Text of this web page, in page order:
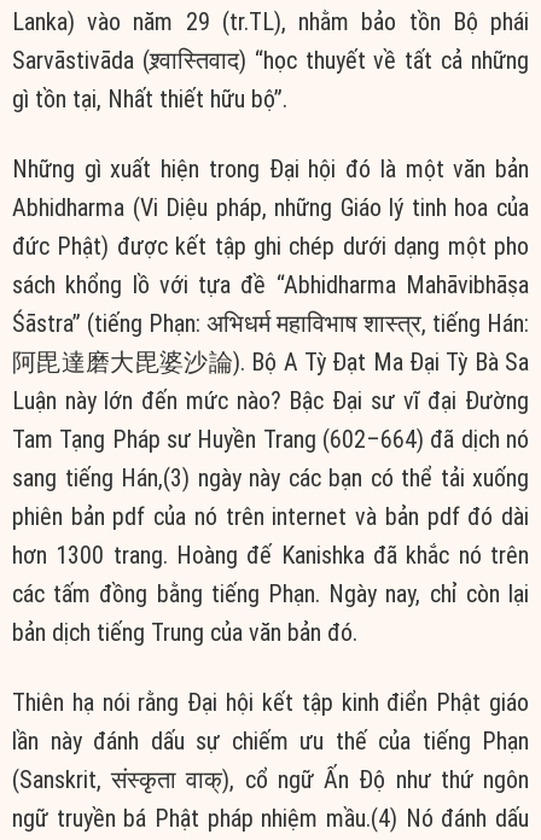
Lanka) vào năm 29 (tr.TL), nhằm bảo tồn Bộ phái
Sarvāstivāda (श्र्वास्तिवाद) “học thuyết về tất cả những
gì tồn tại, Nhất thiết hữu bộ”.
Những gì xuất hiện trong Đại hội đó là một văn bản
Abhidharma (Vi Diệu pháp, những Giáo lý tinh hoa của
đức Phật) được kết tập ghi chép dưới dạng một pho
sách khổng lồ với tựa đề “Abhidharma Mahāvibhāṣa
Śāstra” (tiếng Phạn: अभिधर्म महाविभाष शास्त्र, tiếng Hán:
阿毘達磨大毘婆沙論). Bộ A Tỳ Đạt Ma Đại Tỳ Bà Sa
Luận này lớn đến mức nào? Bậc Đại sư vĩ đại Ðường
Tam Tạng Pháp sư Huyền Trang (602–664) đã dịch nó
sang tiếng Hán,(3) ngày này các bạn có thể tải xuống
phiên bản pdf của nó trên internet và bản pdf đó dài
hơn 1300 trang. Hoàng đế Kanishka đã khắc nó trên
các tấm đồng bằng tiếng Phạn. Ngày nay, chỉ còn lại
bản dịch tiếng Trung của văn bản đó.
Thiên hạ nói rằng Đại hội kết tập kinh điển Phật giáo
lần này đánh dấu sự chiếm ưu thế của tiếng Phạn
(Sanskrit, संस्कृता वाक्), cổ ngữ Ấn Độ như thứ ngôn
ngữ truyền bá Phật pháp nhiệm mầu.(4) Nó đánh dấu